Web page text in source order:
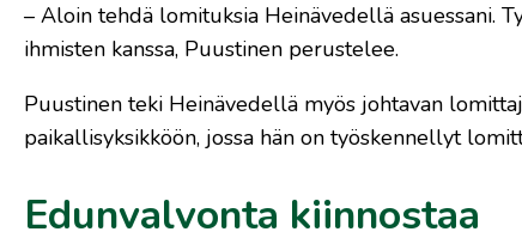
– Aloin tehdä lomituksia Heinävedellä asuessani.
ihmisten kanssa, Puustinen perustelee.
Puustinen teki Heinävedellä myös johtavan
paikallisyksikköön, jossa hän on työskennellyt
Edunvalvonta kiinnostaa